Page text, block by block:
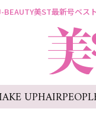
BEAUTY美ST最新号ベス
UPHAIR